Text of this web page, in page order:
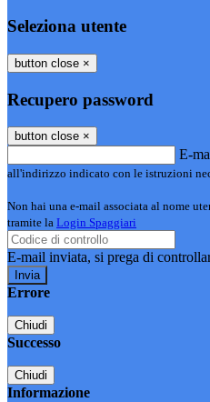
Seleziona utente
button close ×
Recupero password
button close ×
E-
all'indirizzo indicato con le istruzioni
Non hai una e-mail associata al nome
tramite la Login Spaggiari
E-mail inviata, si prega di
Errore
Chiudi
Successo
Chiudi
Informazione